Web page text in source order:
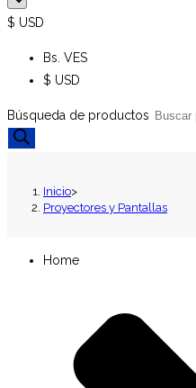
$ USD
Bs. VES
$ USD
Búsqueda de productos
Inicio>
Proyectores y Pantallas
Home